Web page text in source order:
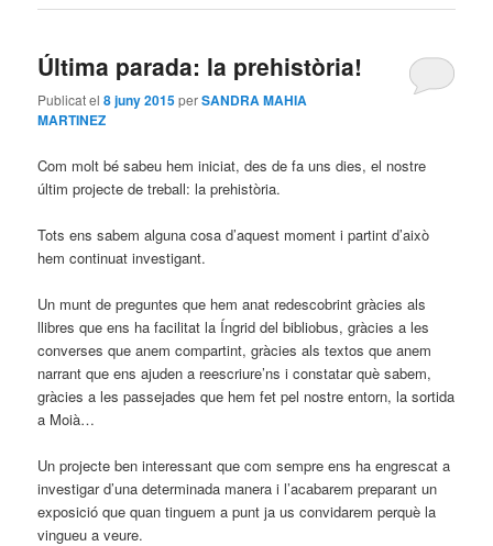
Última parada: la prehistòria!
Publicat el8 juny 2015perSANDRA MAHIA
MARTINEZ
Com molt bé sabeu hem iniciat, des de fa uns dies, el nostre
últim projecte de treball: la prehistòria.
Tots ens sabem alguna cosa d’aquest moment i partint d’això
hem continuat investigant.
Un munt de preguntes que hem anat redescobrint gràcies als
llibres que ens ha facilitat la Íngrid del bibliobus, gràcies a les
converses que anem compartint, gràcies als textos que anem
narrant que ens ajuden a reescriure’ns i constatar què sabem,
gràcies a les passejades que hem fet pel nostre entorn, la sortida
a Moià…
Un projecte ben interessant que com sempre ens ha engrescat a
investigar d’una determinada manera i l’acabarem preparant un
exposició que quan tinguem a punt ja us convidarem perquè la
vingueu a veure.